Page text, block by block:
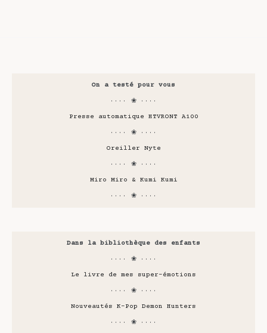
On a testé pour vous
···· ❀ ····
Presse automatique HTVRONT A100
···· ❀ ····
Oreiller Nyte
···· ❀ ····
Miro Miro & Kumi Kumi
···· ❀ ····
Dans la bibliothèque des enfants
···· ❀ ····
Le livre de mes super-émotions
···· ❀ ····
Nouveautés K-Pop Demon Hunters
···· ❀ ····